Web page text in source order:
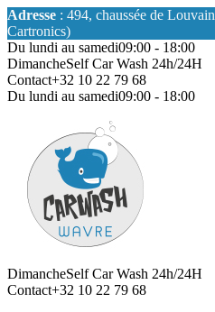
Adresse : 494, chaussée de
Cartronics)
Du lundi au samedi09:00 - 18:00
DimancheSelf Car Wash 24h/24H
Contact+32 10 22 79 68
Du lundi au samedi09:00 - 18:00
DimancheSelf Car Wash 24h/24H
Contact+32 10 22 79 68